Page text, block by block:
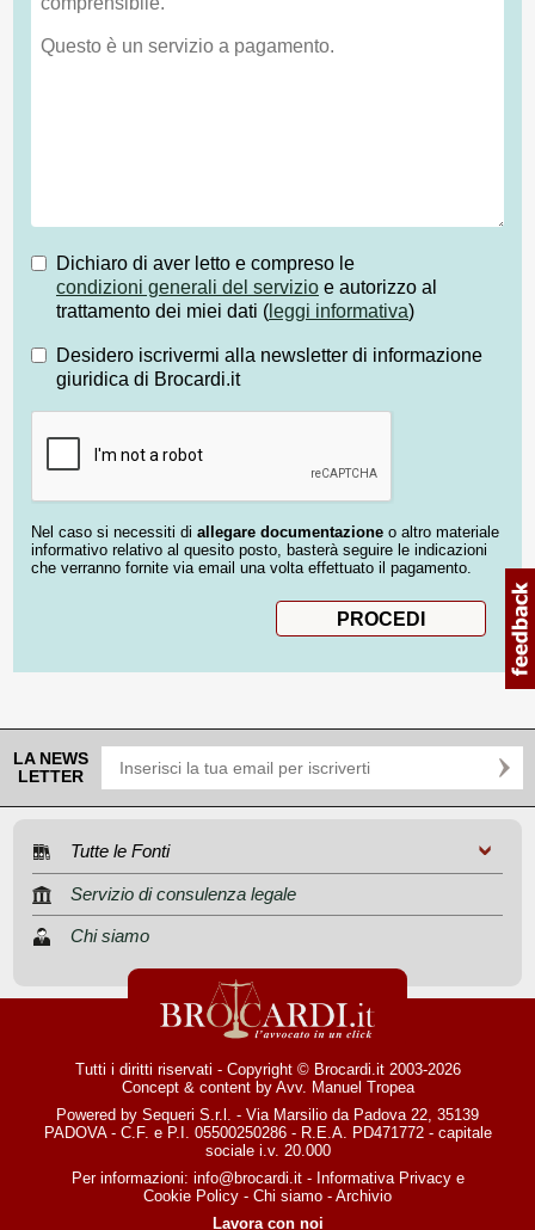
Dichiaro di aver letto e compreso le
condizioni generali del servizio e autorizzo al
trattamento dei miei dati ( leggi informativa)
Desidero iscrivermi alla newsletter di informazione
giuridica di Brocardi.it
Nel caso si necessiti di allegare documentazione o altro materiale
informativo relativo al quesito posto, basterà seguire le indicazioni
che verranno fornite via email una volta effettuato il pagamento.
LA NEWS
LETTER
Tutte le Fonti
Servizio di consulenza legale
Chi siamo
Tutti i diritti riservati - Copyright © Brocardi.it 2003-2026
Concept & content by Avv. Manuel Tropea
Powered by Sequeri S.r.l. - Via Marsilio da Padova 22, 35139
PADOVA - C.F. e P.I. 05500250286 - R.E.A. PD471772 - capitale
sociale i.v. 20.000
Per informazioni: info@brocardi.it- Informativa Privacye
Cookie Policy - Chi siamo - Archivio
Lavora con noi